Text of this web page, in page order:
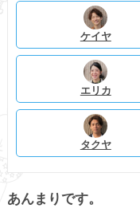
ケイヤ
エリカ
タクヤ
あんまりです。